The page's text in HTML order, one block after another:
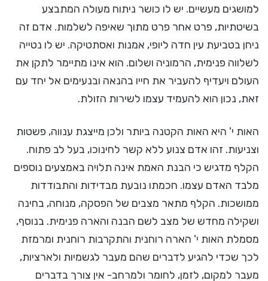
למושגים מעשיים. יש לו כושר ניתוח מעולה המתבצע
בשיטתיות, פרט אחר פרט מתוך שאיפה לשלמות. אדם זה
ניחן בטביעת עין חדה ליופי, אמנות ואסתטיקה. יש לו נטייה
לשלווה פנימית, הרמוניה ושלום. הוא אינו מתיימר לתקן את
העולם ויעדיף להעביר את חייו בהנאה ובנעימים אל יחד עם
זאת, נכון הוא להעמיד עצמו לשירות הזולת.
האות י' היא האות הקטנה ביותר ולכן מייצגת ענווה, פשטות
וצניעות. זהו אדם צנוע ללא קשר לחינוכו, בעל לב פתוח.
הקלף מדגיש כי הבנת האמת אינה תלויה באמצעים נוספים
מלבד האדם עצמו. חכמתו נובעת מבדידות והתבודדות
ממושכות. הקלף מתאר מצבים של הפסקה, מנוחה, בחינה
ושקילה מחדש של מצב לשם הבנה והארה פנימית. בנוסף,
מסמלת האות י' הארה רוחנית והתקרבות רוחנית ומרמזת
לכך שכדי להגיע לדברים שהם מעבר לגשמיות ולארציות,
מעבר למקום, לזמן, לחומר ולמרחב- אין צורך בדברים